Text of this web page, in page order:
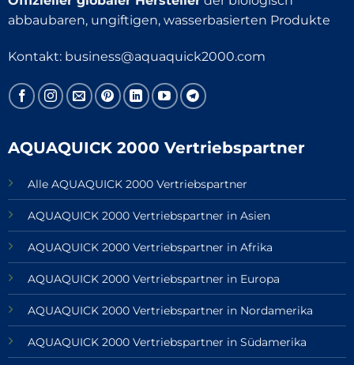
abbaubaren, ungiftigen, wasserbasierten Produkte
Kontakt: business@aquaquick2000.com
AQUAQUICK 2000 Vertriebspartner
Alle AQUAQUICK 2000 Vertriebspartner
AQUAQUICK 2000 Vertriebspartner in Asien
AQUAQUICK 2000 Vertriebspartner in Afrika
AQUAQUICK 2000 Vertriebspartner in Europa
AQUAQUICK 2000 Vertriebspartner in Nordamerika
AQUAQUICK 2000 Vertriebspartner in Südamerika